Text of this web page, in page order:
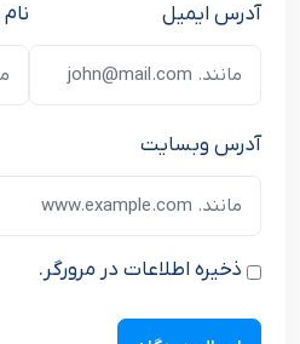
آدرس ایمیل
آدرس وبسایت
ذخیره اطلاعات در مرورگر.